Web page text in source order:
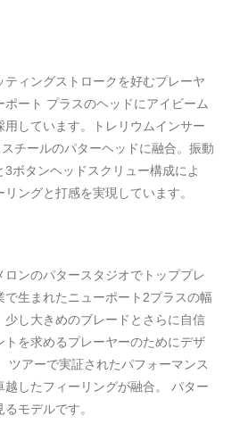
ティングストロークを好むプレーヤ
ポート プラスのヘッドにアイビーム
用しています。トレリウムインサー
チールのパターヘッドに融合。振動
ボタンヘッドスクリュー構成によ
ングと打感を実現しています。
ロンのパタースタジオでトッププレ
で生まれたニューポート2プラスの幅
少し大きめのブレードとさらに自信
トを求めるプレーヤーのためにデザ
ツアーで実証されたパフォーマンス
越したフィーリングが融合。 パター
モデルです。